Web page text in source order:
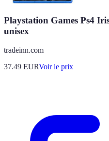
Playstation Games Ps4
unisex
tradeinn.com
37.49 EURVoir le prix